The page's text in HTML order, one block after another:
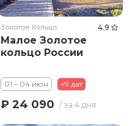
Золотое Кольцо 4.9
Малое Золотое
кольцо России
01 – 04 июн +9 дат
₽ 24 090 / за 4 дня